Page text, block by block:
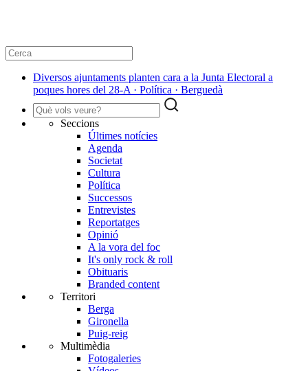
Diversos ajuntaments planten cara a la Junta Electoral a
poques hores del 28-A · Política · Berguedà
Seccions
Últimes notícies
Agenda
Societat
Cultura
Política
Successos
Entrevistes
Reportatges
Opinió
A la vora del foc
It's only rock & roll
Obituaris
Branded content
Territori
Berga
Gironella
Puig-reig
Multimèdia
Fotogaleries